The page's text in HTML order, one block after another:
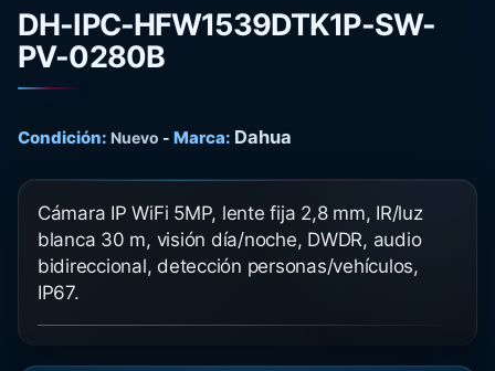
DH-IPC-HFW1539DTK1P-SW-
PV-0280B
Condición: Nuevo - Marca: Dahua
Cámara IP WiFi 5MP, lente fija 2,8 mm, IR/luz
blanca 30 m, visión día/noche, DWDR, audio
bidireccional, detección personas/vehículos,
IP67.